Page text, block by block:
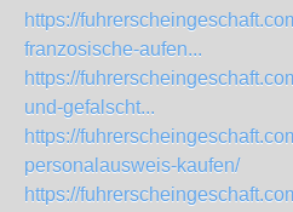
https://
franzosische-aufen...
https://
und-gefalscht...
https://
personalausweis-kaufen/
https://